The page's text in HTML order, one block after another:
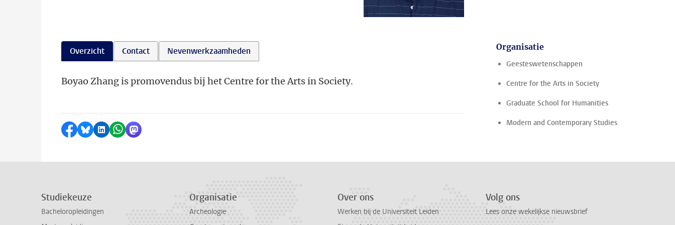
Overzicht Contact Nevenwerkzaamheden
Boyao Zhang is promovendus bij het Centre for the Arts in Society.
Delen op Facebook
Delen via Bluesky
Delen op LinkedIn
Delen via WhatsApp
Delen via Mastodon
Organisatie
Geesteswetenschappen
Centre for the Arts in Society
Graduate School for Humanities
Modern and Contemporary Studies
Studiekeuze
Bacheloropleidingen
Organisatie
Archeologie
Over ons
Werken bij de Universiteit Leiden
Volg ons
Lees onze wekelijkse nieuwsbrief